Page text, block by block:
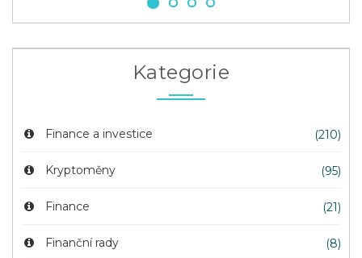
Kategorie
Finance a investice (210)
Kryptoměny (95)
Finance (21)
Finanční rady (8)